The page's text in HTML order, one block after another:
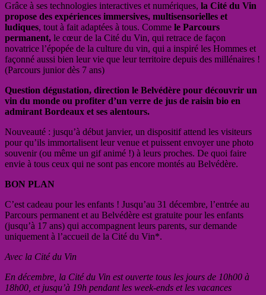
Grâce à ses technologies interactives et numériques, la Cité du Vin
propose des expériences immersives, multisensorielles et
ludiques, tout à fait adaptées à tous. Comme le Parcours
permanent, le cœur de la Cité du Vin, qui retrace de façon
novatrice l’épopée de la culture du vin, qui a inspiré les Hommes et
façonné aussi bien leur vie que leur territoire depuis des millénaires !
(Parcours junior dès 7 ans)
Question dégustation, direction le Belvédère pour découvrir un
vin du monde ou profiter d’un verre de jus de raisin bio en
admirant Bordeaux et ses alentours.
Nouveauté : jusqu’à début janvier, un dispositif attend les visiteurs
pour qu’ils immortalisent leur venue et puissent envoyer une photo
souvenir (ou même un gif animé !) à leurs proches. De quoi faire
envie à tous ceux qui ne sont pas encore montés au Belvédère.
BON PLAN
C’est cadeau pour les enfants ! Jusqu’au 31 décembre, l’entrée au
Parcours permanent et au Belvédère est gratuite pour les enfants
(jusqu’à 17 ans) qui accompagnent leurs parents, sur demande
uniquement à l’accueil de la Cité du Vin*.
Avec la Cité du Vin
En décembre, la Cité du Vin est ouverte tous les jours de 10h00 à
18h00, et jusqu’à 19h pendant les week-ends et les vacances